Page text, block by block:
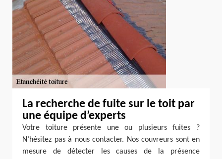
La recherche de fuite sur le toit par
une équipe d’experts
Votre toiture présente une ou plusieurs fuites ?
N’hésitez pas à nous contacter. Nos couvreurs sont en
mesure de détecter les causes de la présence